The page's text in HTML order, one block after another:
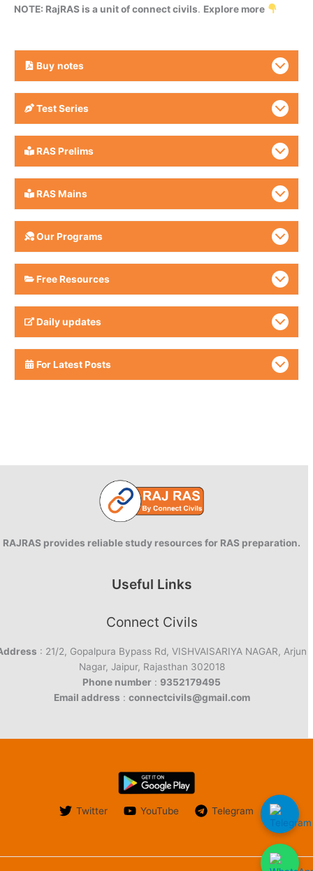
NOTE: RajRAS is a unit of connect civils. Explore more
Buy notes
Test Series
RAS Prelims
RAS Mains
Our Programs
Free Resources
Daily updates
For Latest Posts
RAJRAS provides reliable study resources for RAS preparation.
Useful Links
Connect Civils
: 21/2, Gopalpura Bypass Rd, VISHVAISARIYA NAGAR, Arjun
Nagar, Jaipur, Rajasthan 302018
Phone number : 9352179495
Email address : connectcivils@gmail.com
Twitter YouTube Telegram